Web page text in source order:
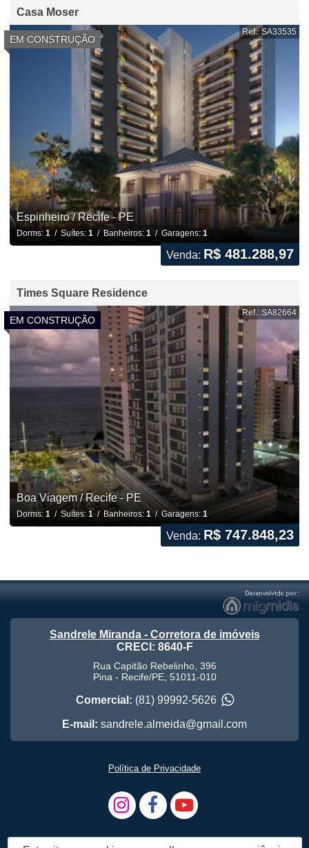
Casa Moser
EM CONSTRUÇÃO
Ref.: SA33535
Espinheiro / Recife - PE
Dorms: 1/ Suítes: 1/ Banheiros: 1/ Garagens: 1
Venda: R$ 481.288,97
Times Square Residence
EM CONSTRUÇÃO
Ref.: SA82664
Boa Viagem / Recife - PE
Dorms: 1 / Suítes: 1/ Banheiros: 1/ Garagens: 1
Venda: R$ 747.848,23
Sandrele Miranda - Corretora de imóveis
CRECI: 8640-F
Rua Capitão Rebelinho, 396
Pina - Recife/PE, 51011-010
Comercial: (81) 99992-5626
E-mail: sandrele.almeida@gmail.com
Política de Privacidade